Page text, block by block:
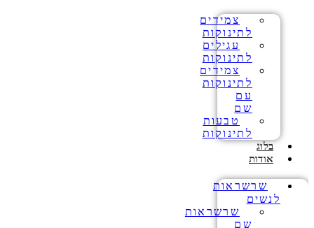
צמידים
לתינוקות
עגילים
לתינוקות
צמידים
לתינוקות
עם
שם
טבעות
לתינוקות
בלוג
אודות
שרשראות
לנשים
שרשראות
שם